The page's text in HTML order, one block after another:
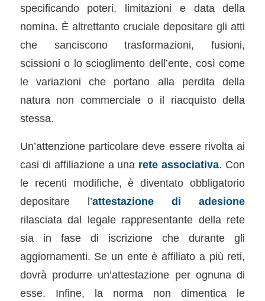
specificando poteri, limitazioni e data della
nomina. È altrettanto cruciale depositare gli atti
che sanciscono trasformazioni, fusioni,
scissioni o lo scioglimento dell’ente, così come
le variazioni che portano alla perdita della
natura non commerciale o il riacquisto della
stessa.
Un’attenzione particolare deve essere rivolta ai
casi di affiliazione a una rete associativa. Con
le recenti modifiche, è diventato obbligatorio
depositare l’attestazione di adesione
rilasciata dal legale rappresentante della rete
sia in fase di iscrizione che durante gli
aggiornamenti. Se un ente è affiliato a più reti,
dovrà produrre un’attestazione per ognuna di
esse. Infine, la norma non dimentica le